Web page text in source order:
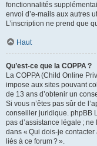
fonctionnalités
envoi d’e-mails aux autres
L’inscription ne prend que
Haut
Qu’est-ce que la COPPA ?
La COPPA (Child Online
impose aux sites pouvant
de 13 ans d’obtenir un
Si vous n’êtes pas sûr de
conseiller juridique. phpBB
pas d’assistance légale ;
dans « Qui dois-je
liés à ce forum ? ».